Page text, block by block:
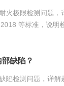
火极限检测问题，
等标准，说明
缺陷？
陷检测问题，详解